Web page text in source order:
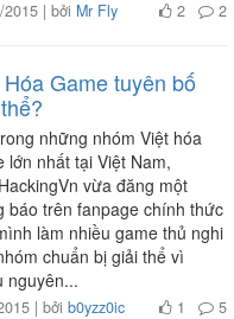
| bởi Mr Fly 2 2
Game tuyên bố
những nhóm Việt hóa
lớn nhất tại Việt Nam,
vừa đăng một
báo trên fanpage chính thức
làm nhiều game thủ nghi
chuẩn bị giải thể vì
nguyên...
| bởi b0yzz0ic 1 5